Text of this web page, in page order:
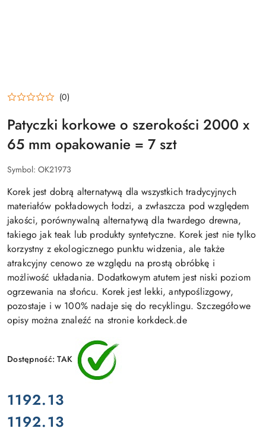
(0)
Patyczki korkowe o szerokości 2000 x
65 mm opakowanie = 7 szt
Symbol: OK21973
Korek jest dobrą alternatywą dla wszystkich tradycyjnych
materiałów pokładowych łodzi, a zwłaszcza pod względem
jakości, porównywalną alternatywą dla twardego drewna,
takiego jak teak lub produkty syntetyczne. Korek jest nie tylko
korzystny z ekologicznego punktu widzenia, ale także
atrakcyjny cenowo ze względu na prostą obróbkę i
możliwość układania. Dodatkowym atutem jest niski poziom
ogrzewania na słońcu. Korek jest lekki, antypoślizgowy,
pozostaje i w 100% nadaje się do recyklingu. Szczegółowe
opisy można znaleźć na stronie korkdeck.de
Dostępność:TAK
cena:
1192.13
Cena:
1192.13